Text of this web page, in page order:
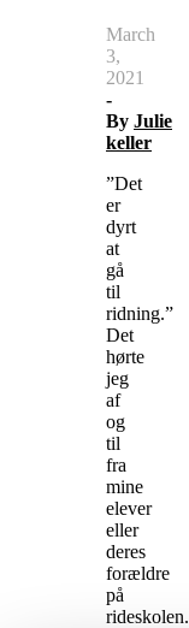
March
3,
2021
-
By Julie
keller
”Det
er
dyrt
at
gå
til
ridning.”
Det
hørte
jeg
af
og
til
fra
mine
elever
eller
deres
forældre
på
rideskolen.